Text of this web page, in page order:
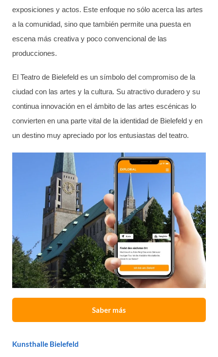
exposiciones y actos. Este enfoque no sólo acerca las artes
a la comunidad, sino que también permite una puesta en
escena más creativa y poco convencional de las
producciones.
El Teatro de Bielefeld es un símbolo del compromiso de la
ciudad con las artes y la cultura. Su atractivo duradero y su
continua innovación en el ámbito de las artes escénicas lo
convierten en una parte vital de la identidad de Bielefeld y en
un destino muy apreciado por los entusiastas del teatro.
Saber más
Kunsthalle Bielefeld